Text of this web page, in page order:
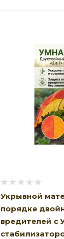
Укрывной
порядке
вредителей с